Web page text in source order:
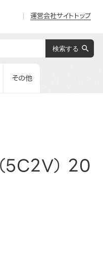
運営会社サイトトップ
その他
5C2V） 20